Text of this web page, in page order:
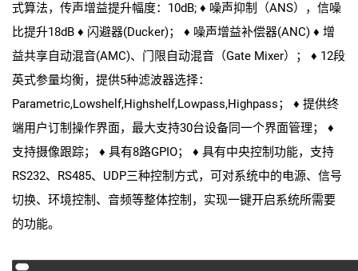
式算法，传声增益提升幅度：10dB; ♦ 噪声抑制（ANS），信噪
比提升18dB ♦ 闪避器(Ducker)； ♦ 噪声增益补偿器(ANC) ♦ 增
益共享自动混音(AMC)、门限自动混音（Gate Mixer）； ♦ 12段
英式参量均衡，提供5种滤波器选择：
Parametric,Lowshelf,Highshelf,Lowpass,Highpass； ♦ 提供终
端用户订制操作界面，最大支持30台设备同一个界面管理； ♦
支持摄像跟踪； ♦ 具有8路GPIO； ♦ 具有中央控制功能，支持
RS232、RS485、UDP三种控制方式，可对系统中的电源、信号
切换、环境控制、音频等整体控制，实现一键开启系统所需要
的功能。